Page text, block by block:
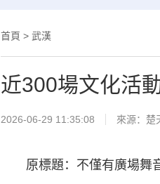
首頁 > 武漢
近300場文化活
2026-06-29 11:35:08 來源： 楚
原標題：不僅有廣場舞音